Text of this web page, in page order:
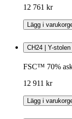
12 761 kr
Lägg i
CH24 | Y-stolen
FSC™ 70%
12 911 kr
Lägg i